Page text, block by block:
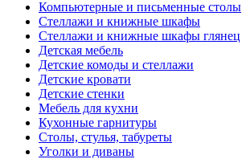
Компьютерные и письменные столы
Стеллажи и книжные шкафы
Стеллажи и книжные шкафы глянец
Детская мебель
Детские комоды и стеллажи
Детские кровати
Детские стенки
Мебель для кухни
Кухонные гарнитуры
Столы, стулья, табуреты
Уголки и диваны